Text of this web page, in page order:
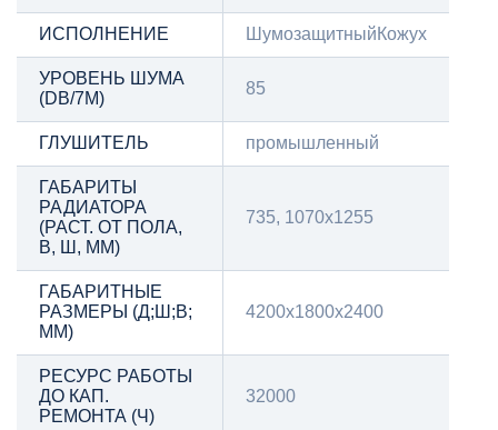
ИСПОЛНЕНИЕ ШумозащитныйКожух
УРОВЕНЬ ШУМА
(DB/7М)
85
ГЛУШИТЕЛЬ промышленный
ГАБАРИТЫ
РАДИАТОРА
(РАСТ. ОТ ПОЛА,
В, Ш, ММ)
735, 1070х1255
ГАБАРИТНЫЕ
РАЗМЕРЫ (Д;Ш;В;
ММ)
4200х1800х2400
РЕСУРС РАБОТЫ
ДО КАП.
РЕМОНТА (Ч)
32000